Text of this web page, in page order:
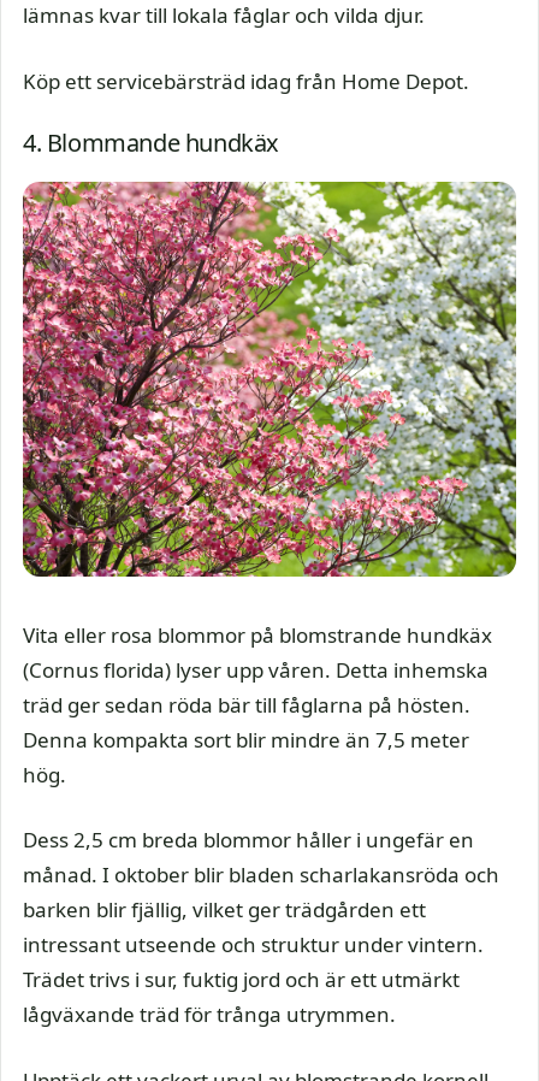
lämnas kvar till lokala fåglar och vilda djur.
Köp ett servicebärsträd idag från Home Depot.
4. Blommande hundkäx
Vita eller rosa blommor på blomstrande hundkäx
(Cornus florida) lyser upp våren. Detta inhemska
träd ger sedan röda bär till fåglarna på hösten.
Denna kompakta sort blir mindre än 7,5 meter
hög.
Dess 2,5 cm breda blommor håller i ungefär en
månad. I oktober blir bladen scharlakansröda och
barken blir fjällig, vilket ger trädgården ett
intressant utseende och struktur under vintern.
Trädet trivs i sur, fuktig jord och är ett utmärkt
lågväxande träd för trånga utrymmen.